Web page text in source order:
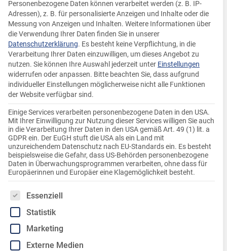
Knödelrezepte
Knödelrezepte für den Herbst
Der Herbst bringt so viel Leckeres für den Teller mit: Kürbis,
Pilze, Gartengemüse, wie z.B. Mangold, Porree, Spinat, Kohl,
Sellerie und vieles mehr. Man hat wieder Lust auf Suppen,
Eintöpfe und natürlich Knödelgerichte. In dieser
Rezeptkategorie haben wir für euch unsere Knödel-
Rezeptideen passend zu dieser Jahreszeit gesammelt und
selbstverständlich auch das saisonale Gemüse
berücksichtigt. Der Knödel passt sehr vielseitig in den
Herbst, als Beilage von einer Pilzsoße oder zum
klassischen Braten oder auch mit Kürbis gefüllt. Süße
Knödelinos® mit Apfelmus schmecken als Nachtisch im
Herbst genauso wie im Nussmantel mit Roter Grütze. Viel
Spaß beim Ausprobieren der vielen Möglichkeiten bei
unseren Herbstrezepten.
Personenbezogene Daten können verarbeitet werden (z. B. IP-
Adressen), z. B. für personalisierte Anzeigen und Inhalte oder die
Messung von Anzeigen und Inhalten. Weitere Informationen über
die Verwendung Ihrer Daten finden Sie in unserer
Datenschutzerklärung. Es besteht keine Verpflichtung, in die
Verarbeitung Ihrer Daten einzuwilligen, um dieses Angebot zu
nutzen. Sie können Ihre Auswahl jederzeit unter Einstellungen
widerrufen oder anpassen. Bitte beachten Sie, dass aufgrund
individueller Einstellungen möglicherweise nicht alle Funktionen
der Website verfügbar sind.
Einige Services verarbeiten personenbezogene Daten in den USA.
Mit Ihrer Einwilligung zur Nutzung dieser Services willigen Sie auch
in die Verarbeitung Ihrer Daten in den USA gemäß Art. 49 (1) lit. a
GDPR ein. Der EuGH stuft die USA als ein Land mit
unzureichendem Datenschutz nach EU-Standards ein. Es besteht
beispielsweise die Gefahr, dass US-Behörden personenbezogene
Daten in Überwachungsprogrammen verarbeiten, ohne dass für
Europäerinnen und Europäer eine Klagemöglichkeit besteht.
Es folgt eine Liste der Service-Gruppen, für die eine
Essenziell
Statistik
Marketing
Externe Medien